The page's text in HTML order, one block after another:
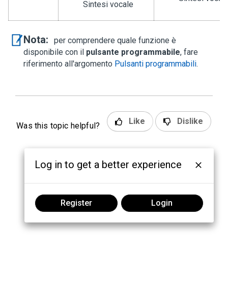
Sintesi vocale
Nota:
per comprendere quale funzione è
disponibile con il pulsante programmabile, fare
riferimento all'argomento Pulsanti programmabili.
Was this topic helpful? Like Dislike
Log in to get a better experience
Register Login